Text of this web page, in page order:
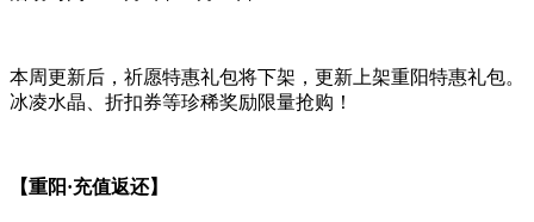
本周更新后，祈愿特惠礼包将下架，更新上架重阳特惠礼包。
冰凌水晶、折扣券等珍稀奖励限量抢购！
【重阳·充值返还】